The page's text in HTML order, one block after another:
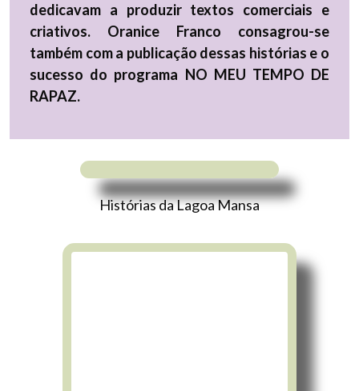
dedicavam a produzir textos comerciais e
criativos. Oranice Franco consagrou-se
também com a publicação dessas histórias e o
sucesso do programa NO MEU TEMPO DE
RAPAZ.
Histórias da Lagoa Mansa